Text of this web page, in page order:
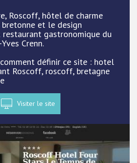
Roscoff, hôtel de charme
et le design
restaurant gastronomique du
Crenn.
définir ce site : hotel
Roscoff, roscoff, bretagne
Visiter le site